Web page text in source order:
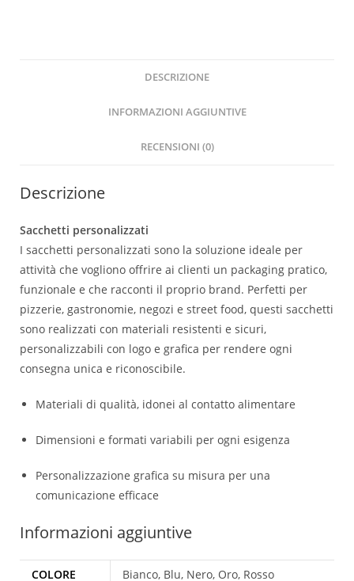
DESCRIZIONE
INFORMAZIONI AGGIUNTIVE
RECENSIONI (0)
Descrizione
Sacchetti personalizzati
I sacchetti personalizzati sono la soluzione ideale per
attività che vogliono offrire ai clienti un packaging pratico,
funzionale e che racconti il proprio brand. Perfetti per
pizzerie, gastronomie, negozi e street food, questi sacchetti
sono realizzati con materiali resistenti e sicuri,
personalizzabili con logo e grafica per rendere ogni
consegna unica e riconoscibile.
Materiali di qualità, idonei al contatto alimentare
Dimensioni e formati variabili per ogni esigenza
Personalizzazione grafica su misura per una
comunicazione efficace
Informazioni aggiuntive
COLORE
Bianco, Blu, Nero, Oro, Rosso